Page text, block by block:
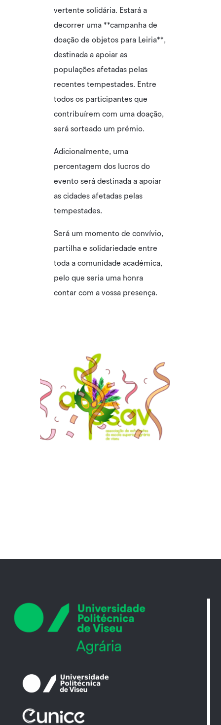
vertente solidária. Estará a
decorrer uma **campanha de
doação de objetos para Leiria**,
destinada a apoiar as
populações afetadas pelas
recentes tempestades. Entre
todos os participantes que
contribuírem com uma doação,
será sorteado um prémio.
Adicionalmente, uma
percentagem dos lucros do
evento será destinada a apoiar
as cidades afetadas pelas
tempestades.
Será um momento de convívio,
partilha e solidariedade entre
toda a comunidade académica,
pelo que seria uma honra
contar com a vossa presença.